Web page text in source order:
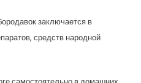
заключается в
средств народной